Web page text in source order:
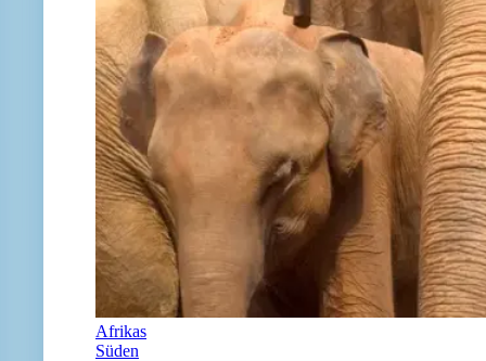
Afrikas
Süden